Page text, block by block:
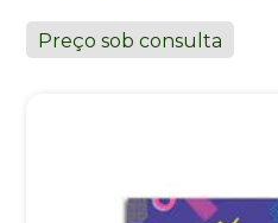
Preço sob consulta
Eu concordo em